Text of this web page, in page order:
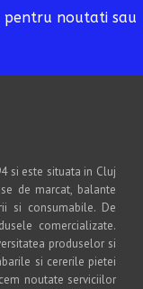
pentru noutati sau
si este situata in Cluj
de marcat, balante
si consumabile. De
comercializate.
produselor si
si cererile pietei
noutate serviciilor